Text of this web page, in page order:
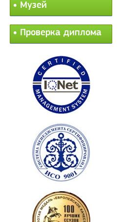
Музей
Проверка диплома